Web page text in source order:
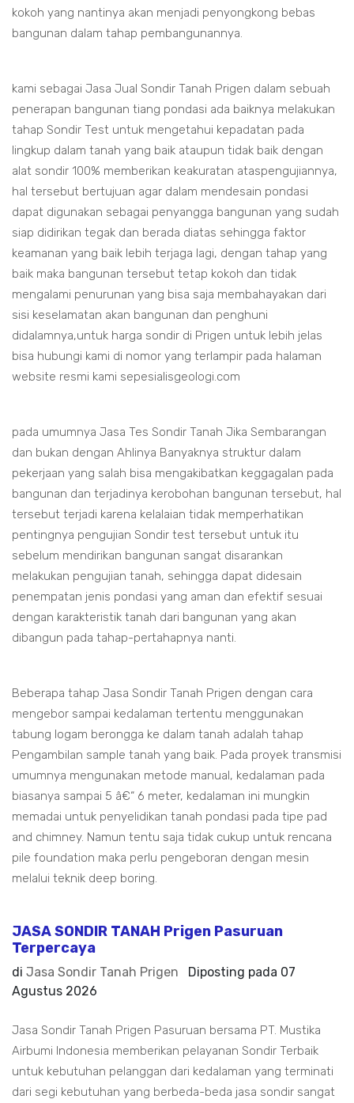
kokoh yang nantinya akan menjadi penyongkong bebas
bangunan dalam tahap pembangunannya.
kami sebagai Jasa Jual Sondir Tanah Prigen dalam sebuah
penerapan bangunan tiang pondasi ada baiknya melakukan
tahap Sondir Test untuk mengetahui kepadatan pada
lingkup dalam tanah yang baik ataupun tidak baik dengan
alat sondir 100% memberikan keakuratan ataspengujiannya,
hal tersebut bertujuan agar dalam mendesain pondasi
dapat digunakan sebagai penyangga bangunan yang sudah
siap didirikan tegak dan berada diatas sehingga faktor
keamanan yang baik lebih terjaga lagi, dengan tahap yang
baik maka bangunan tersebut tetap kokoh dan tidak
mengalami penurunan yang bisa saja membahayakan dari
sisi keselamatan akan bangunan dan penghuni
didalamnya,untuk harga sondir di Prigen untuk lebih jelas
bisa hubungi kami di nomor yang terlampir pada halaman
website resmi kami sepesialisgeologi.com
pada umumnya Jasa Tes Sondir Tanah Jika Sembarangan
dan bukan dengan Ahlinya Banyaknya struktur dalam
pekerjaan yang salah bisa mengakibatkan keggagalan pada
bangunan dan terjadinya kerobohan bangunan tersebut, hal
tersebut terjadi karena kelalaian tidak memperhatikan
pentingnya pengujian Sondir test tersebut untuk itu
sebelum mendirikan bangunan sangat disarankan
melakukan pengujian tanah, sehingga dapat didesain
penempatan jenis pondasi yang aman dan efektif sesuai
dengan karakteristik tanah dari bangunan yang akan
dibangun pada tahap-pertahapnya nanti.
Beberapa tahap Jasa Sondir Tanah Prigen dengan cara
mengebor sampai kedalaman tertentu menggunakan
tabung logam berongga ke dalam tanah adalah tahap
Pengambilan sample tanah yang baik. Pada proyek transmisi
umumnya mengunakan metode manual, kedalaman pada
biasanya sampai 5 â€“ 6 meter, kedalaman ini mungkin
memadai untuk penyelidikan tanah pondasi pada tipe pad
and chimney. Namun tentu saja tidak cukup untuk rencana
pile foundation maka perlu pengeboran dengan mesin
melalui teknik deep boring.
JASA SONDIR TANAH Prigen Pasuruan
Terpercaya
di Jasa Sondir Tanah Prigen Diposting pada 07
Agustus 2026
Jasa Sondir Tanah Prigen Pasuruan bersama PT. Mustika
Airbumi Indonesia memberikan pelayanan Sondir Terbaik
untuk kebutuhan pelanggan dari kedalaman yang terminati
dari segi kebutuhan yang berbeda-beda jasa sondir sangat